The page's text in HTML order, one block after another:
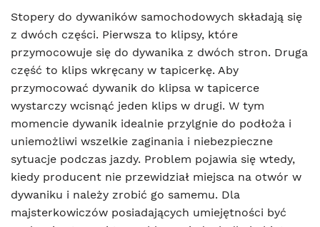
Stopery do dywaników samochodowych składają się
z dwóch części. Pierwsza to klipsy, które
przymocowuje się do dywanika z dwóch stron. Druga
część to klips wkręcany w tapicerkę. Aby
przymocować dywanik do klipsa w tapicerce
wystarczy wcisnąć jeden klips w drugi. W tym
momencie dywanik idealnie przylgnie do podłoża i
uniemożliwi wszelkie zaginania i niebezpieczne
sytuacje podczas jazdy. Problem pojawia się wtedy,
kiedy producent nie przewidział miejsca na otwór w
dywaniku i należy zrobić go samemu. Dla
majsterkowiczów posiadających umiejętności być